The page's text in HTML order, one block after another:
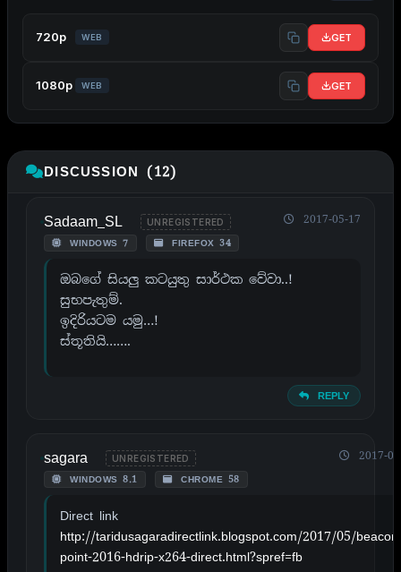
720p WEB GET
1080p WEB GET
DISCUSSION (12)
Sadaam_SL UNREGISTERED
WINDOWS 7 FIREFOX 34
2017-05-17
ඔබගේ සියලු කටයුතු සාර්ථක වේවා..!
සුභපැතුම්.
ඉදිරියටම යමු…!
ස්තූතියි…….
REPLY
sagara UNREGISTERED
WINDOWS 8.1 CHROME 58
2017-
Direct link
http://taridusagaradirectlink.blogspot.com/2017/05/
point-2016-hdrip-x264-direct.html?spref=fb